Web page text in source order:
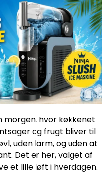
hvor køkkenet
og frugt bliver til
uden larm, og uden at
Det er her, valget af
et lille løft i hverdagen.